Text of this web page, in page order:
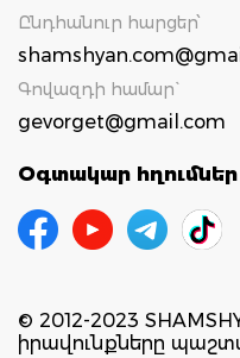
Ընդհանուր հարցեր՝
Գովազդի համար`
gevorget@gmail.com
Օգտակար հղումներ
© 2012-2023
իրավունքները